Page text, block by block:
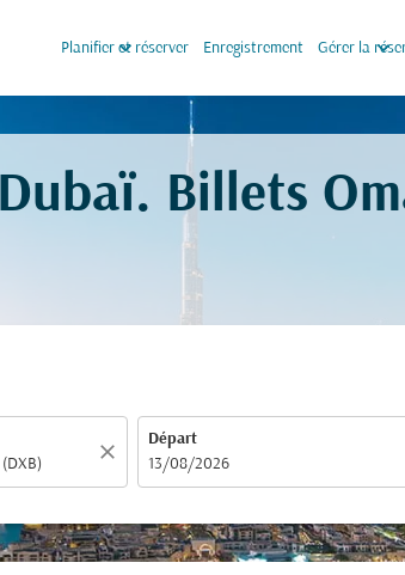
Planifier et réserver
keyboard_arrow_down Enregistrement Gérer la keyboard_arrow_down
Billets
close
Départ
fc-booking-departure-date-aria-label
13/08/2026